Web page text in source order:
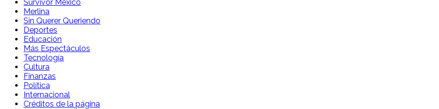
Survivor México
Merlina
Sin Querer Queriendo
Deportes
Educación
Más Espectáculos
Tecnología
Cultura
Finanzas
Política
Internacional
Créditos de la página